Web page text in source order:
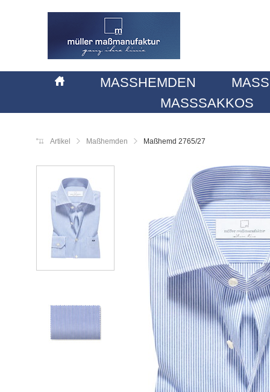
MASSHEMDEN
MASSSAKKOS
Artikel Maßhemden Maßhemd 2765/27